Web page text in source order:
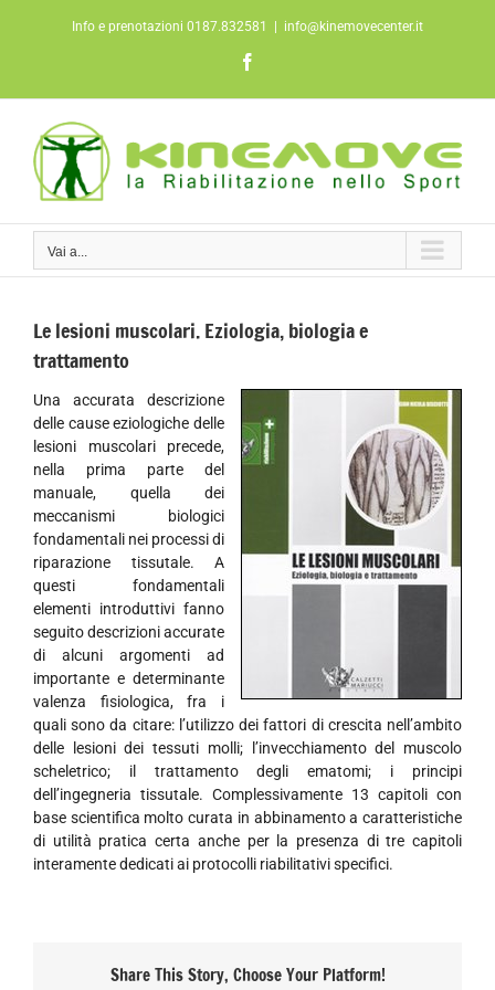
Info e prenotazioni 0187.832581 info@kinemovecenter.it
Vai a...
Le lesioni muscolari. Eziologia, biologia e
trattamento
Una accurata descrizione
delle cause eziologiche delle
lesioni muscolari precede,
nella prima parte del
manuale, quella dei
meccanismi biologici
fondamentali nei processi di
riparazione tissutale. A
questi fondamentali
elementi introduttivi fanno
seguito descrizioni accurate
di alcuni argomenti ad
importante e determinante
valenza fisiologica, fra i
quali sono da citare: l’utilizzo dei fattori di crescita nell’ambito
delle lesioni dei tessuti molli; l’invecchiamento del muscolo
scheletrico; il trattamento degli ematomi; i principi
dell’ingegneria tissutale. Complessivamente 13 capitoli con
base scientifica molto curata in abbinamento a caratteristiche
di utilità pratica certa anche per la presenza di tre capitoli
interamente dedicati ai protocolli riabilitativi specifici.
Share This Story, Choose Your Platform!